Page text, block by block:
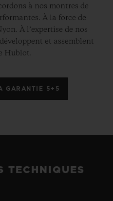
à nos montres de
À la force de
À l’expertise de nos
et assemblent
Hublot.
GARANTIE 5+5
TECHNIQUES